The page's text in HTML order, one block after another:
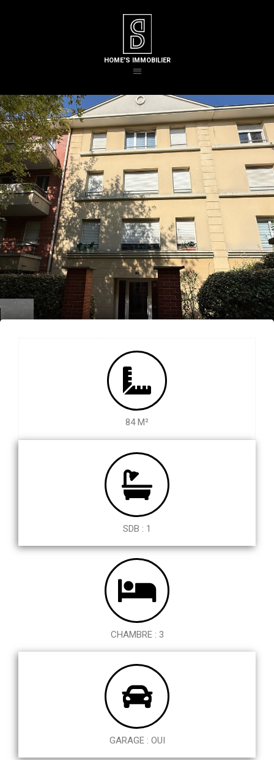
HOME'S IMMOBILIER
84 M²
SDB : 1
CHAMBRE : 3
GARAGE : OUI